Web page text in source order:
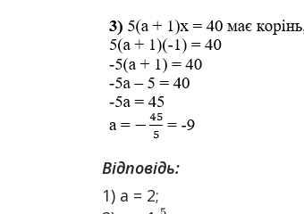
Відповідь:
1) a = 2;5